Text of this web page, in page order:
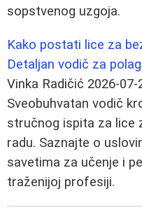
sopstvenog uzgoja.
Kako postati lice za
Detaljan vodič za
Vinka Radičić 2026-07-
Sveobuhvatan vodič
stručnog ispita za lice
radu. Saznajte o
savetima za učenje i
traženijoj profesiji.